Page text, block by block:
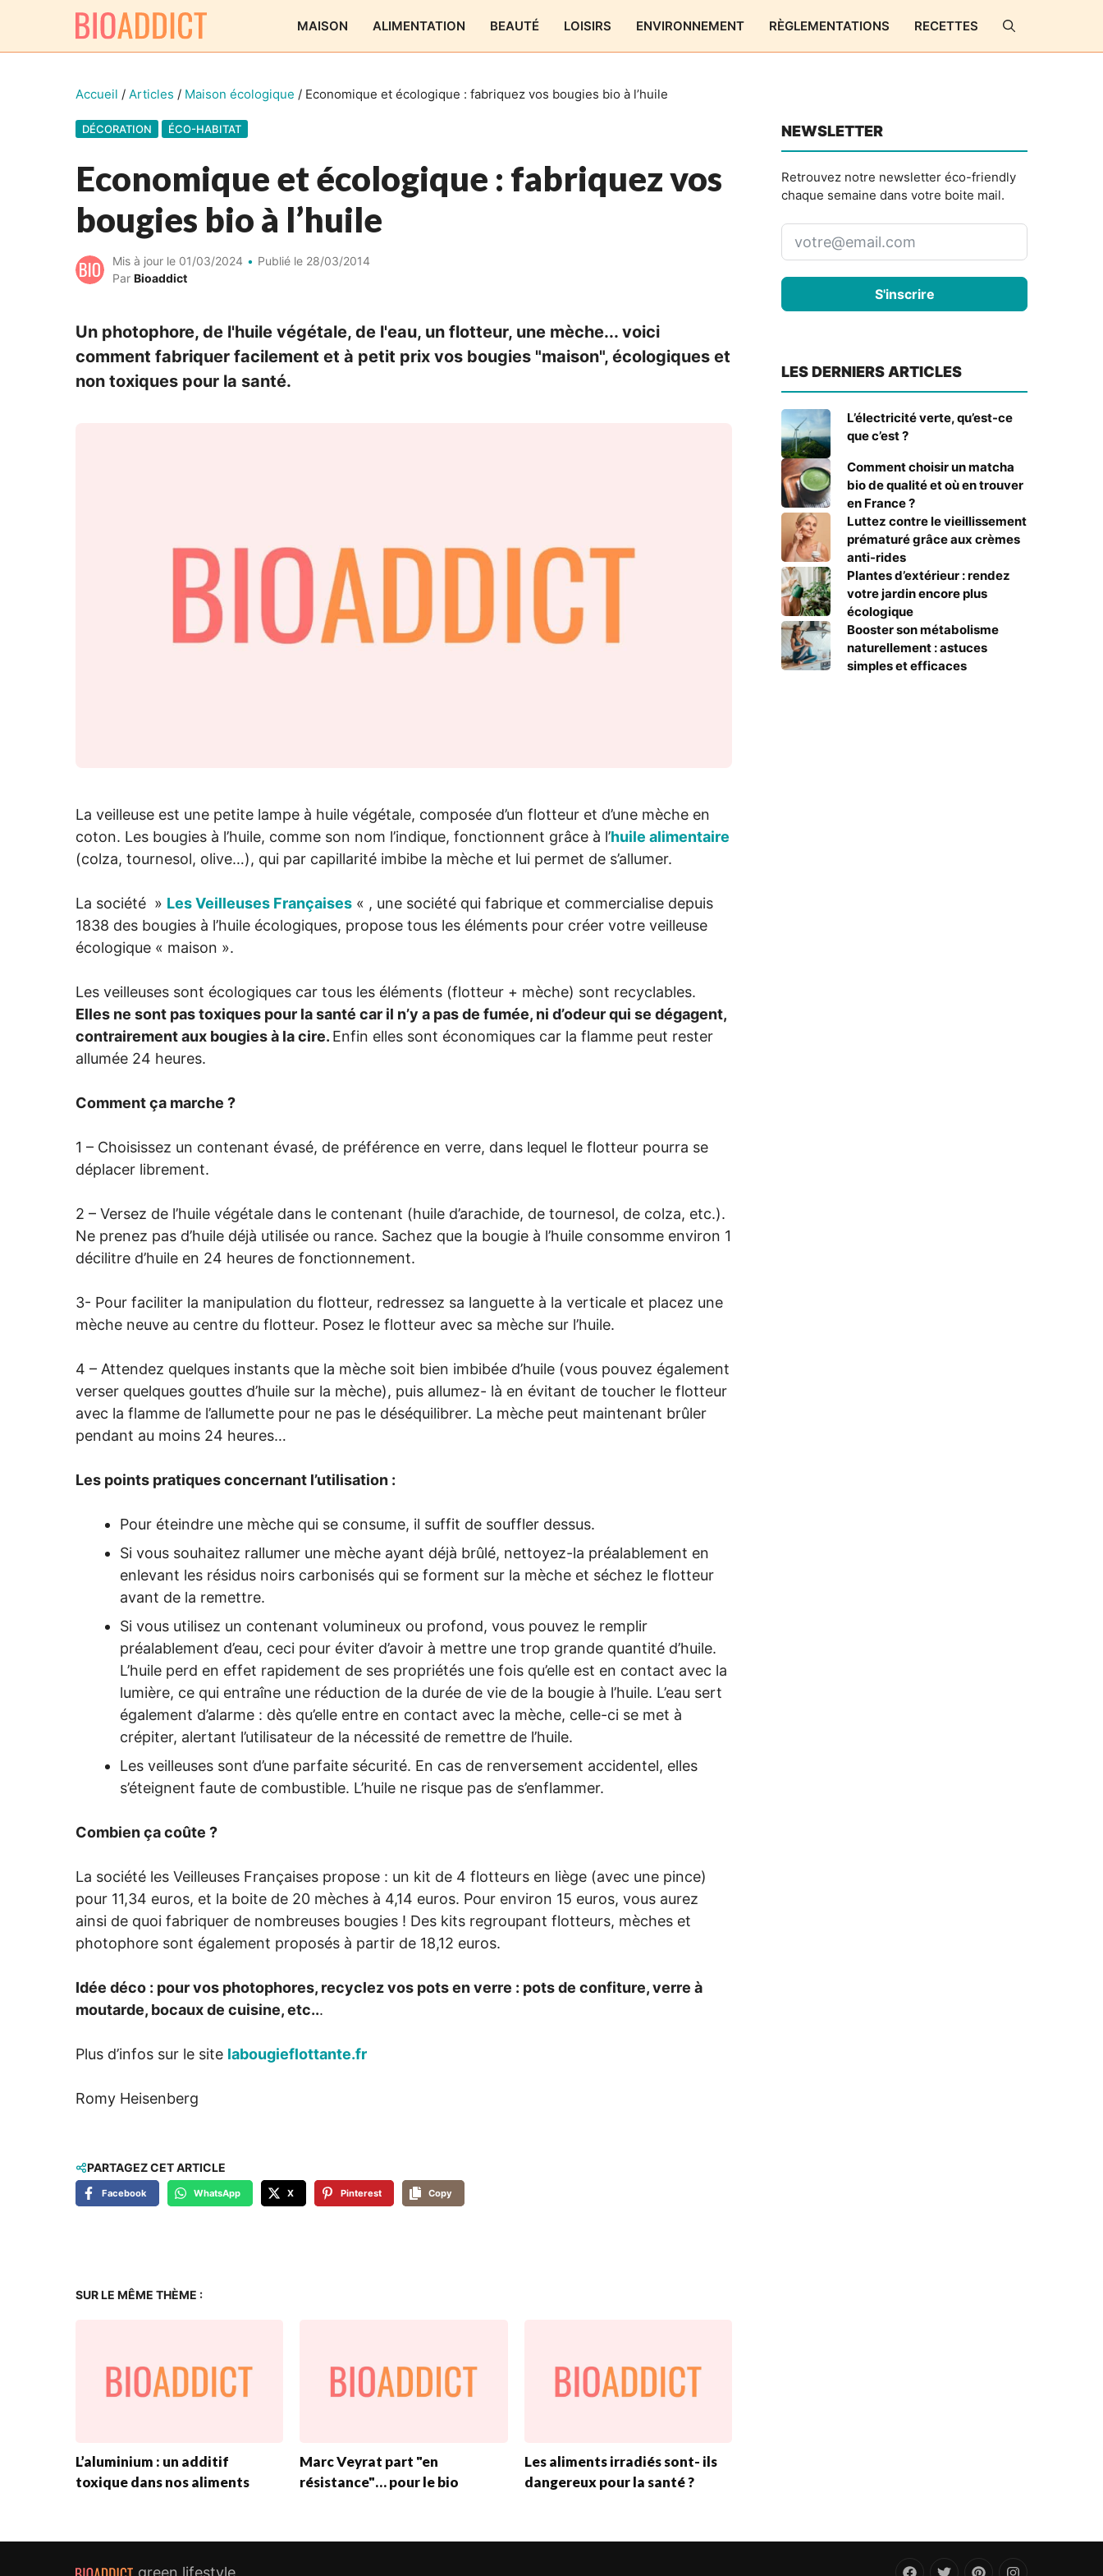
contenu
MAISON ALIMENTATION BEAUTÉ LOISIRS ENVIRONNEMENT RÈGLEMENTATIONS RECETTES
Accueil / Articles / Maison écologique / Economique et écologique : fabriquez vos bougies bio à l’huile
DÉCORATION ÉCO-HABITAT
Economique et écologique : fabriquez vos
bougies bio à l’huile
Mis à jour le 01/03/2024 Publié le 28/03/2014
Par Bioaddict
Un photophore, de l'huile végétale, de l'eau, un flotteur, une mèche... voici
comment fabriquer facilement et à petit prix vos bougies "maison", écologiques et
non toxiques pour la santé.
La veilleuse est une petite lampe à huile végétale, composée d’un flotteur et d’une mèche en
coton. Les bougies à l’huile, comme son nom l’indique, fonctionnent grâce à l’huile alimentaire
(colza, tournesol, olive…), qui par capillarité imbibe la mèche et lui permet de s’allumer.
La société » Les Veilleuses Françaises « , une société qui fabrique et commercialise depuis
1838 des bougies à l’huile écologiques, propose tous les éléments pour créer votre veilleuse
écologique « maison ».
Les veilleuses sont écologiques car tous les éléments (flotteur + mèche) sont recyclables.
Elles ne sont pas toxiques pour la santé car il n’y a pas de fumée, ni d’odeur qui se dégagent,
contrairement aux bougies à la cire. Enfin elles sont économiques car la flamme peut rester
allumée 24 heures.
Comment ça marche ?
1 – Choisissez un contenant évasé, de préférence en verre, dans lequel le flotteur pourra se
déplacer librement.
2 – Versez de l’huile végétale dans le contenant (huile d’arachide, de tournesol, de colza, etc.).
Ne prenez pas d’huile déjà utilisée ou rance. Sachez que la bougie à l’huile consomme environ 1
décilitre d’huile en 24 heures de fonctionnement.
3- Pour faciliter la manipulation du flotteur, redressez sa languette à la verticale et placez une
mèche neuve au centre du flotteur. Posez le flotteur avec sa mèche sur l’huile.
4 – Attendez quelques instants que la mèche soit bien imbibée d’huile (vous pouvez également
verser quelques gouttes d’huile sur la mèche), puis allumez- là en évitant de toucher le flotteur
avec la flamme de l’allumette pour ne pas le déséquilibrer. La mèche peut maintenant brûler
pendant au moins 24 heures…
Les points pratiques concernant l’utilisation :
Pour éteindre une mèche qui se consume, il suffit de souffler dessus.
Si vous souhaitez rallumer une mèche ayant déjà brûlé, nettoyez-la préalablement en
enlevant les résidus noirs carbonisés qui se forment sur la mèche et séchez le flotteur
avant de la remettre.
Si vous utilisez un contenant volumineux ou profond, vous pouvez le remplir
préalablement d’eau, ceci pour éviter d’avoir à mettre une trop grande quantité d’huile.
L’huile perd en effet rapidement de ses propriétés une fois qu’elle est en contact avec la
lumière, ce qui entraîne une réduction de la durée de vie de la bougie à l’huile. L’eau sert
également d’alarme : dès qu’elle entre en contact avec la mèche, celle-ci se met à
crépiter, alertant l’utilisateur de la nécessité de remettre de l’huile.
Les veilleuses sont d’une parfaite sécurité. En cas de renversement accidentel, elles
s’éteignent faute de combustible. L’huile ne risque pas de s’enflammer.
Combien ça coûte ?
La société les Veilleuses Françaises propose : un kit de 4 flotteurs en liège (avec une pince)
pour 11,34 euros, et la boite de 20 mèches à 4,14 euros. Pour environ 15 euros, vous aurez
ainsi de quoi fabriquer de nombreuses bougies ! Des kits regroupant flotteurs, mèches et
photophore sont également proposés à partir de 18,12 euros.
Idée déco : pour vos photophores, recyclez vos pots en verre : pots de confiture, verre à
moutarde, bocaux de cuisine, etc...
Plus d’infos sur le site labougieflottante.fr
Romy Heisenberg
PARTAGEZ CET ARTICLE
Facebook WhatsApp X Pinterest Copy
SUR LE MÊME THÈME :
L’aluminium : un additif
toxique dans nos aliments
Marc Veyrat part "en
résistance"… pour le bio
Les aliments irradiés sont- ils
dangereux pour la santé ?
NEWSLETTER
Retrouvez notre newsletter éco-friendly
chaque semaine dans votre boite mail.
S'inscrire
LES DERNIERS ARTICLES
L’électricité verte, qu’est-ce
que c’est ?
Comment choisir un matcha
bio de qualité et où en trouver
en France ?
Luttez contre le vieillissement
prématuré grâce aux crèmes
anti-rides
Plantes d’extérieur : rendez
votre jardin encore plus
écologique
Booster son métabolisme
naturellement : astuces
simples et efficaces